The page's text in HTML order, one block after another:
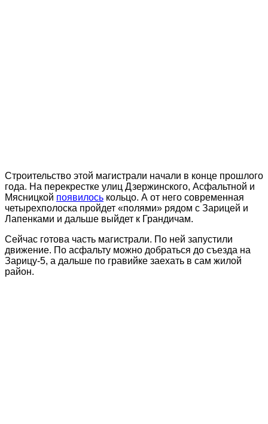
Строительство этой магистрали начали в конце прошлого
года. На перекрестке улиц Дзержинского, Асфальтной и
Мясницкой появилось кольцо. А от него современная
четырехполоска пройдет «полями» рядом с Зарицей и
Лапенками и дальше выйдет к Грандичам.
Сейчас готова часть магистрали. По ней запустили
движение. По асфальту можно добраться до съезда на
Зарицу-5, а дальше по гравийке заехать в сам жилой
район.